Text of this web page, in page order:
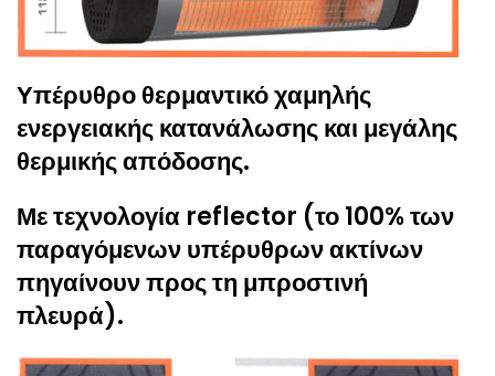
Υπέρυθρο θερμαντικό χαμηλής
ενεργειακής κατανάλωσης και μεγάλης
θερμικής απόδοσης.
Με τεχνολογία reflector (το 100% των
παραγόμενων υπέρυθρων ακτίνων
πηγαίνουν προς τη μπροστινή
πλευρά).